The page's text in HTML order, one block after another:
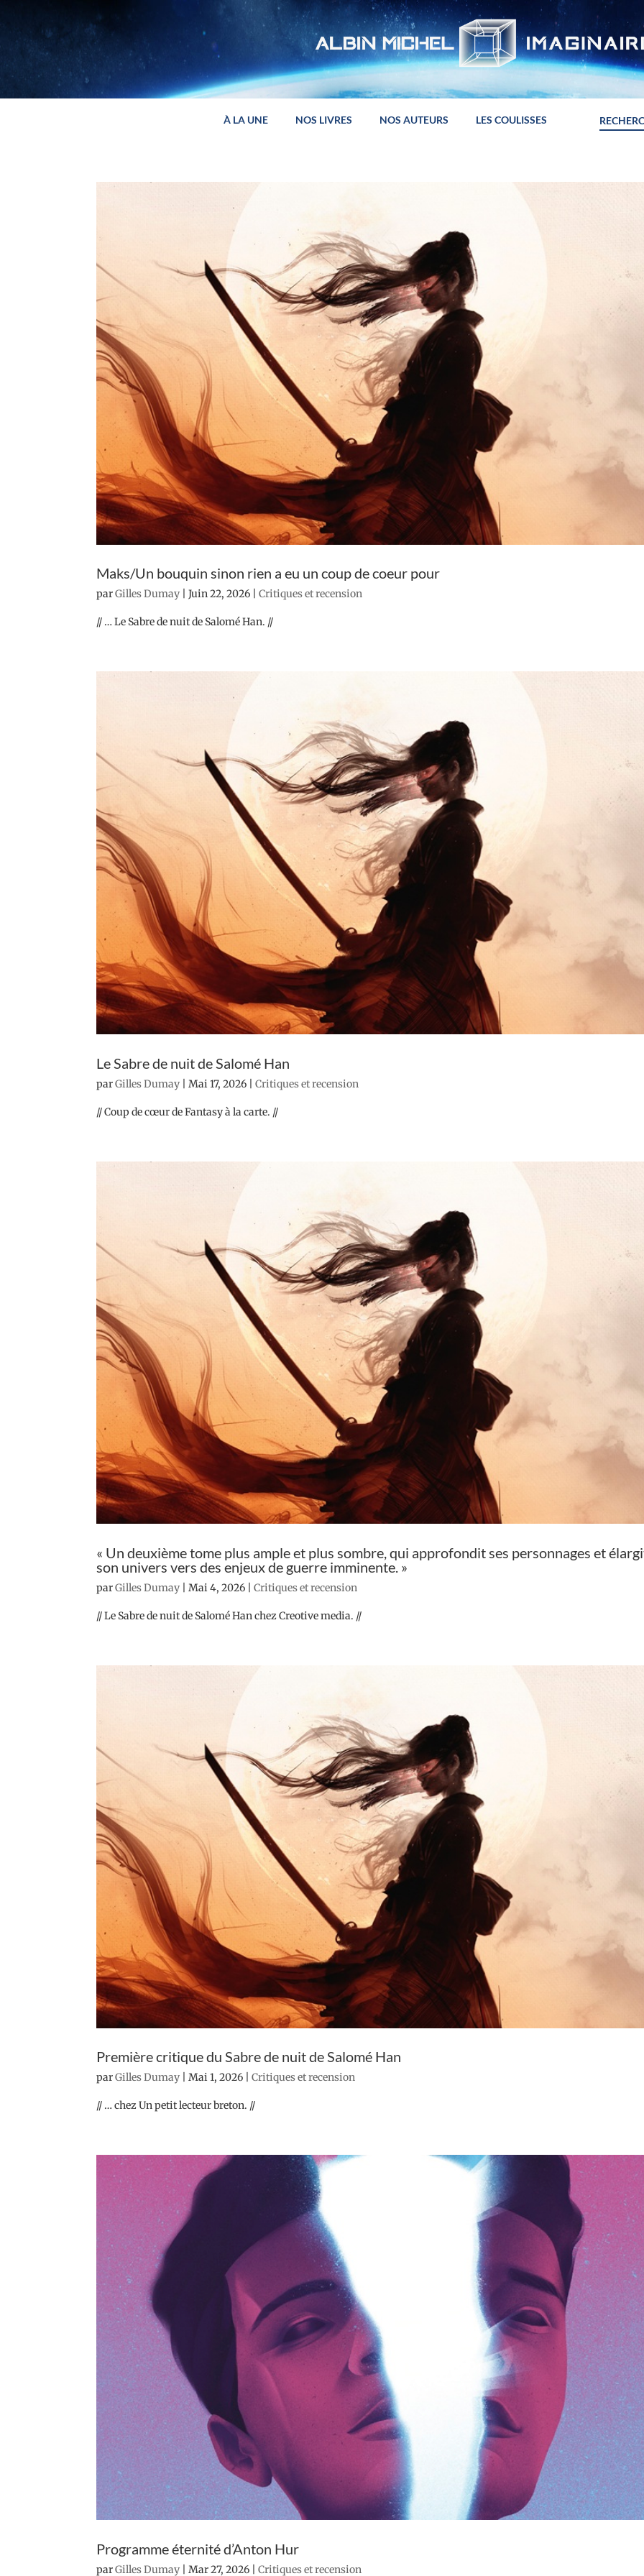
À LA UNE NOS LIVRES NOS AUTEURS LES COULISSES
Maks/Un bouquin sinon rien a eu un coup de coeur pour
parGilles Dumay |Juin 22, 2026 |Critiques et recension
// … Le Sabre de nuit de Salomé Han. //
Le Sabre de nuit de Salomé Han
parGilles Dumay |Mai 17, 2026 |Critiques et recension
// Coup de cœur de Fantasy à la carte. //
« Un deuxième tome plus ample et plus sombre, qui approfondit ses personnages et
son univers vers des enjeux de guerre imminente. »
parGilles Dumay |Mai 4, 2026 |Critiques et recension
// Le Sabre de nuit de Salomé Han chez Creotive media. //
Première critique du Sabre de nuit de Salomé Han
parGilles Dumay |Mai 1, 2026 |Critiques et recension
// … chez Un petit lecteur breton. //
Programme éternité d’Anton Hur
parGilles Dumay |Mar 27, 2026 |Critiques et recension